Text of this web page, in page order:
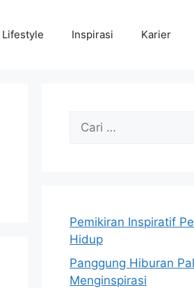
Lifestyle Inspirasi Karier
Cari
Pemikiran Inspiratif
Hidup
Panggung Hiburan
Menginspirasi